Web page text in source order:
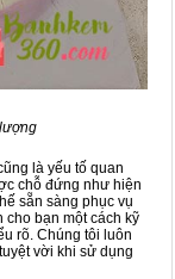
là yếu tố quan
chỗ đứng như hiện
sẵn sàng phục vụ
cho bạn một cách kỹ
rõ. Chúng tôi luôn
vời khi sử dụng